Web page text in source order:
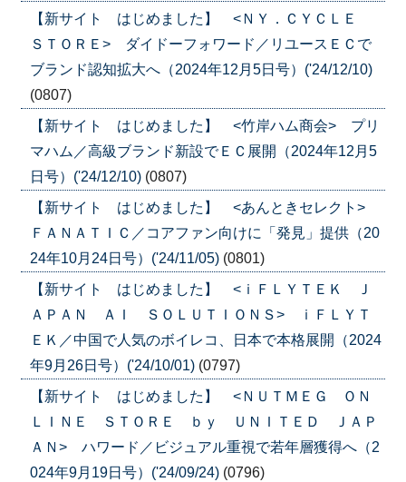
【新サイト はじめました】 <ＮＹ．ＣＹＣＬＥ
ＳＴＯＲＥ> ダイドーフォワード／リユースＥＣで
ブランド認知拡大へ（2024年12月5日号）('24/12/10)
(0807)
【新サイト はじめました】 <竹岸ハム商会> プリ
マハム／高級ブランド新設でＥＣ展開（2024年12月5
日号）('24/12/10) (0807)
【新サイト はじめました】 <あんときセレクト>
ＦＡＮＡＴＩＣ／コアファン向けに「発見」提供（20
24年10月24日号）('24/11/05) (0801)
【新サイト はじめました】 <ｉＦＬＹＴＥＫ Ｊ
ＡＰＡＮ ＡＩ ＳＯＬＵＴＩＯＮＳ> ｉＦＬＹＴ
ＥＫ／中国で人気のボイレコ、日本で本格展開（2024
年9月26日号）('24/10/01) (0797)
【新サイト はじめました】 <ＮＵＴＭＥＧ ＯＮ
ＬＩＮＥ ＳＴＯＲＥ ｂｙ ＵＮＩＴＥＤ ＪＡＰ
ＡＮ> ハワード／ビジュアル重視で若年層獲得へ（2
024年9月19日号）('24/09/24) (0796)